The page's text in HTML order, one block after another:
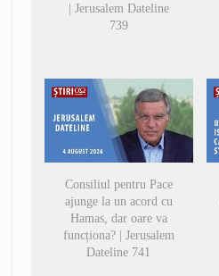
| Jerusalem Dateline
739
Consiliul pentru Pace
ajunge la un acord cu
Hamas, dar oare va
funcționa? | Jerusalem
Dateline 741